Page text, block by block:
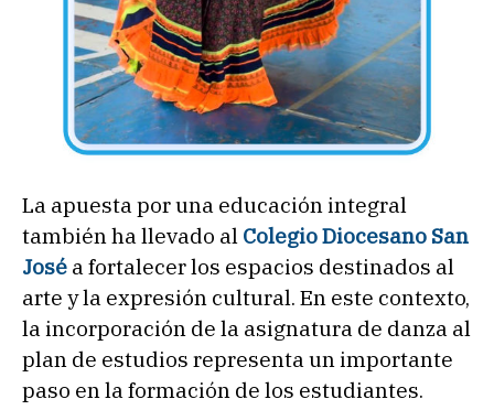
La apuesta por una educación integral
también ha llevado al Colegio Diocesano San
José a fortalecer los espacios destinados al
arte y la expresión cultural. En este contexto,
la incorporación de la asignatura de danza al
plan de estudios representa un importante
paso en la formación de los estudiantes.